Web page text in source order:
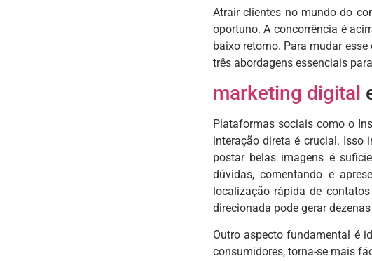
Atrair clientes no mundo do
oportuno. A concorrência é
baixo retorno. Para mudar
três abordagens essenciais
marketing digital
Plataformas sociais como o
interação direta é crucial. Isso
postar belas imagens é
dúvidas, comentando e
localização rápida de
direcionada pode gerar
Outro aspecto fundamental é
consumidores, torna-se mais